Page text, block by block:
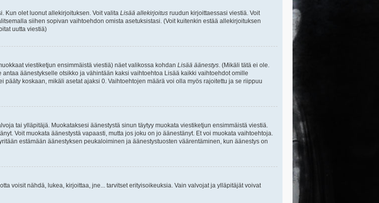
Kun olet luonut allekirjoituksen. Voit valita Lisää allekirjoitus ruudun kirjoittaessasi viestiä. Voit
siihen sopivan vaihtoehdon omista asetuksistasi. (Voit kuitenkin estää allekirjoituksen
uutta viestiä)
viestiketjun ensimmäistä viestiä) näet valikossa kohdan Lisää äänestys. (Mikäli tätä ei ole.
äänestykselle otsikko ja vähintään kaksi vaihtoehtoa Lisää kaikki vaihtoehdot omille
koskaan, mikäli asetat ajaksi 0. Vaihtoehtojen määrä voi olla myös rajoitettu ja se riippuu
tai ylläpitäjä. Muokataksesi äänestystä sinun täytyy muokata viestiketjun ensimmäistä viestiä.
Voit muokata äänestystä vapaasti, mutta jos joku on jo äänestänyt. Et voi muokata vaihtoehtoja.
estämään äänestyksen peukaloiminen ja äänestystuosten väärentäminen, kun äänestys on
voisit nähdä, lukea, kirjoittaa, jne... tarvitset erityisoikeuksia. Vain valvojat ja ylläpitäjät voivat